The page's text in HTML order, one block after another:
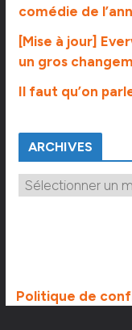
comédie de
[Mise à jour]
un gros
Il faut qu’on
ARCHIVES
A
r
e
Politique de